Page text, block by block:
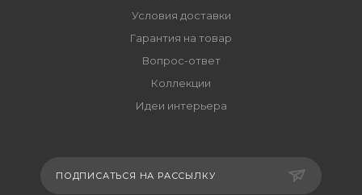
Условия доставки
Гарантия на товар
Вопрос-ответ
Коллекции
Идеи интерьера
ПОДПИСАТЬСЯ НА РАССЫЛКУ